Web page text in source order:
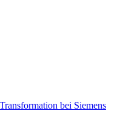
bei Siemens